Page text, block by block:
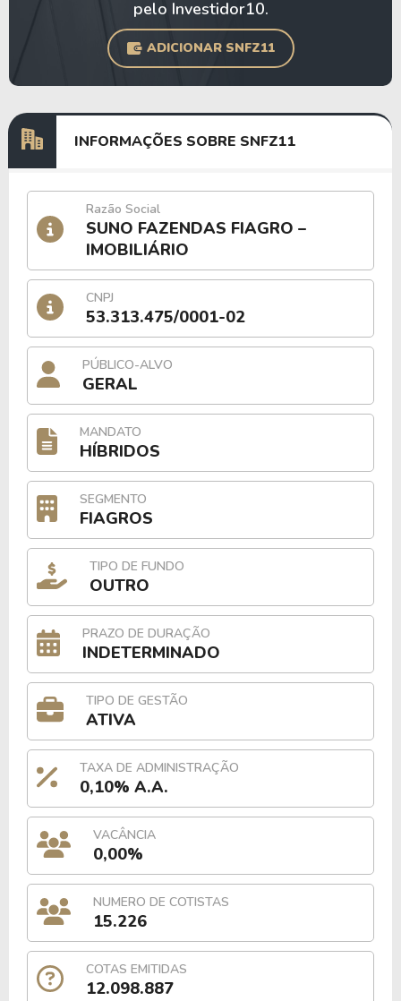
pelo Investidor10.
ADICIONAR SNFZ11
INFORMAÇÕES SOBRE SNFZ11
Razão Social
SUNO FAZENDAS FIAGRO –
IMOBILIÁRIO
CNPJ
53.313.475/0001-02
PÚBLICO-ALVO
GERAL
MANDATO
HÍBRIDOS
SEGMENTO
FIAGROS
TIPO DE FUNDO
OUTRO
PRAZO DE DURAÇÃO
INDETERMINADO
TIPO DE GESTÃO
ATIVA
TAXA DE ADMINISTRAÇÃO
0,10% A.A.
VACÂNCIA
0,00%
NUMERO DE COTISTAS
15.226
COTAS EMITIDAS
12.098.887